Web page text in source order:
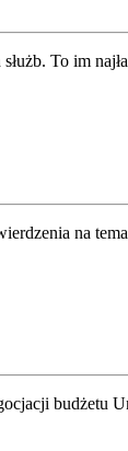
To im
na
budżetu